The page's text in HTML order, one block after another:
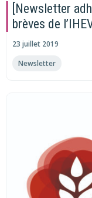
[Newsletter
brèves de
23 juillet 2019
Newsletter